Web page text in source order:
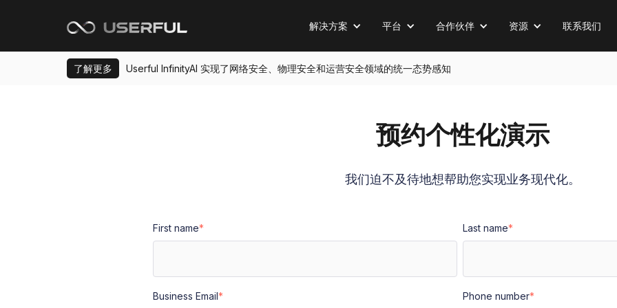
解决方案 平台 合作伙伴 资源 联系我们
了解更多 Userful InfinityAI 实现了网络安全、物理安全和运营安全领域的统一态势感知
预约个性化演示
我们迫不及待地想帮助您实现业务现代化。
First name* Last name*
Business Email* Phone number*